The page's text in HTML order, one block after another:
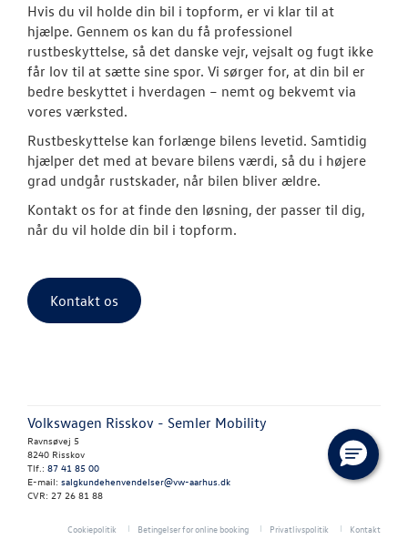
CALIFORNIA
VÆRKSTED
Koncepter og
Book tid til
Hvis du vil holde din bil i topform, er vi klar til at
hjælpe. Gennem os kan du få professionel
rustbeskyttelse, så det danske vejr, vejsalt og fugt ikke
får lov til at sætte sine spor. Vi sørger for, at din bil er
bedre beskyttet i hverdagen – nemt og bekvemt via
vores værksted.
Rustbeskyttelse kan forlænge bilens levetid. Samtidig
hjælper det med at bevare bilens værdi, så du i højere
grad undgår rustskader, når bilen bliver ældre.
Kontakt os for at finde den løsning, der passer til dig,
når du vil holde din bil i topform.
Kontakt os
Volkswagen Risskov - Semler Mobility
Ravnsøvej 5
8240 Risskov
Tlf.: 87 41 85 00
E-mail: salgkundehenvendelser@vw-aarhus.dk
CVR: 27 26 81 88
Cookiepolitik Betingelser for online booking Privatlivspolitik Kontakt